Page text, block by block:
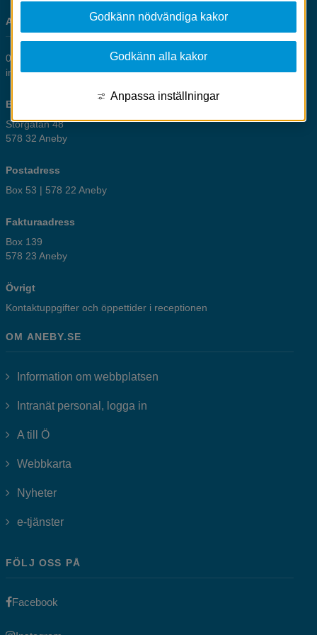
ANEBY KOMMUN
0380-461 00
info@aneby.se
Besöksadress
Storgatan 48
578 32 Aneby
Postadress
Box 53 | 578 22 Aneby
Fakturaadress
Box 139
578 23 Aneby
Övrigt
Kontaktuppgifter och öppettider i receptionen
OM ANEBY.SE
Information om webbplatsen
Intranät personal, logga in
A till Ö
Webbkarta
Nyheter
e-tjänsterLänk till annan webbplats, öppnas i nytt fönster.
FÖLJ OSS PÅ
Facebook
Godkänn nödvändiga kakor
Godkänn alla kakor
Anpassa inställningar